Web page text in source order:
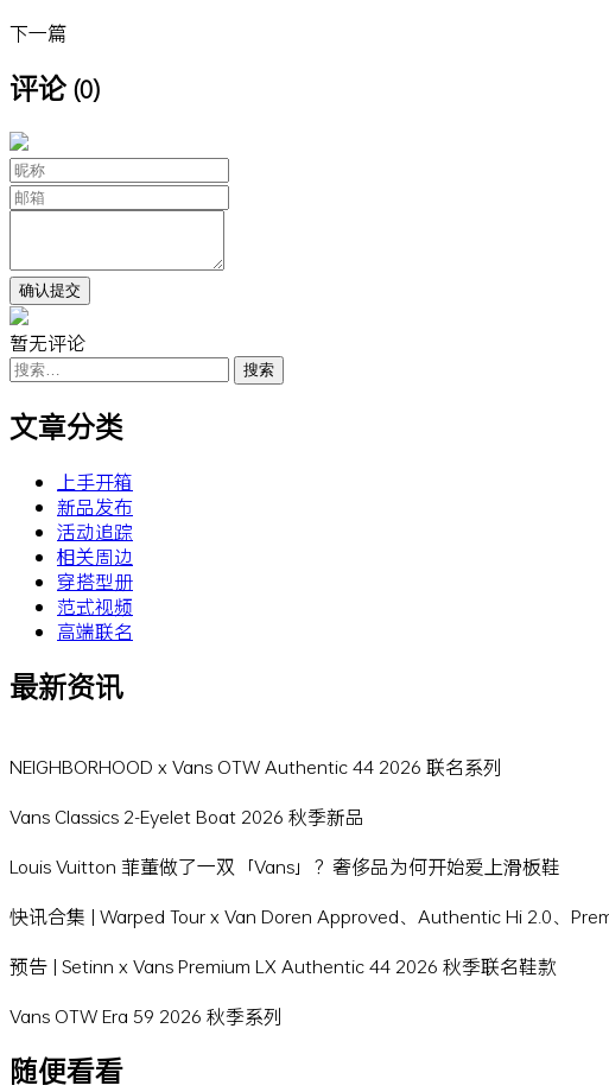
下一篇
评论 (0)
暂无评论
搜
索：
文章分类
上手开箱
新品发布
活动追踪
相关周边
穿搭型册
范式视频
高端联名
最新资讯
NEIGHBORHOOD x Vans OTW Authentic 44 2026 联名系列
Vans Classics 2-Eyelet Boat 2026 秋季新品
Louis Vuitton 菲董做了一双「Vans」？奢侈品为何开始爱上滑板鞋
快讯合集 | Warped Tour x Van Doren Approved、Authentic Hi 2.0、
预告 | Setinn x Vans Premium LX Authentic 44 2026 秋季联名鞋款
Vans OTW Era 59 2026 秋季系列
随便看看